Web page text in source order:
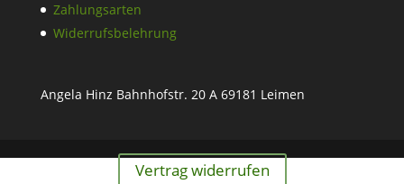
Zahlungsarten
Widerrufsbelehrung
Angela Hinz Bahnhofstr. 20 A 69181 Leimen
Vertrag widerrufen